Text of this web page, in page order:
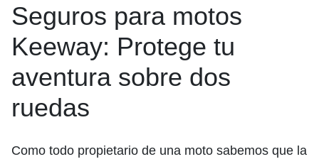
Seguros para motos
Keeway: Protege tu
aventura sobre dos
ruedas
Como todo propietario de una moto sabemos que la